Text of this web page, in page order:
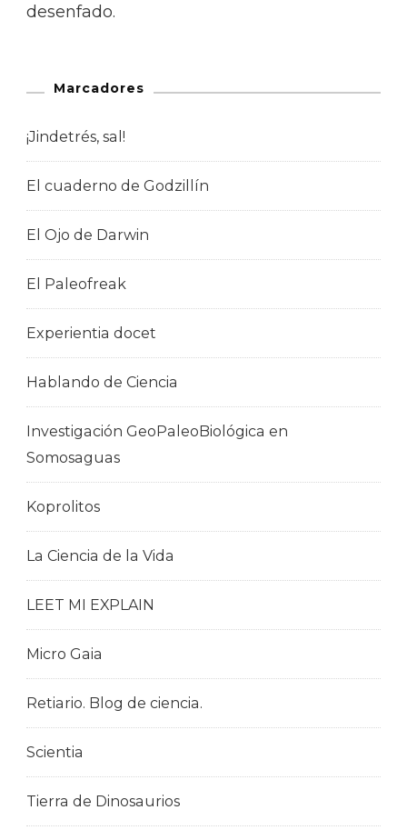
desenfado.
Marcadores
¡Jindetrés, sal!
El cuaderno de Godzillín
El Ojo de Darwin
El Paleofreak
Experientia docet
Hablando de Ciencia
Investigación GeoPaleoBiológica en
Somosaguas
Koprolitos
La Ciencia de la Vida
LEET MI EXPLAIN
Micro Gaia
Retiario. Blog de ciencia.
Scientia
Tierra de Dinosaurios